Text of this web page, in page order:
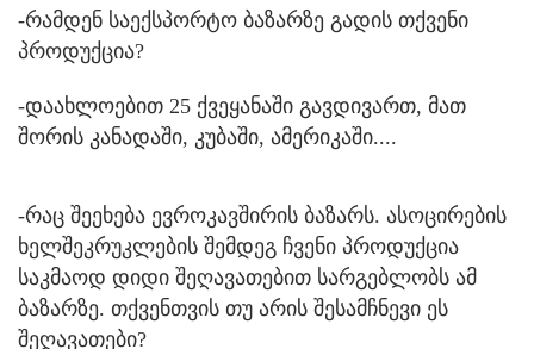
-რამდენ საექსპორტო ბაზარზე გადის თქვენი
პროდუქცია?
-დაახლოებით 25 ქვეყანაში გავდივართ, მათ
შორის კანადაში, კუბაში, ამერიკაში....
-რაც შეეხება ევროკავშირის ბაზარს. ასოცირების
ხელშეკრუკლების შემდეგ ჩვენი პროდუქცია
საკმაოდ დიდი შეღავათებით სარგებლობს ამ
ბაზარზე. თქვენთვის თუ არის შესამჩნევი ეს
შეღავათები?